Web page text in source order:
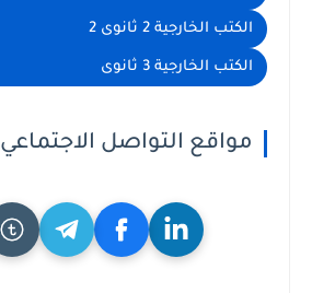
الكتب الخارجية 2 ثانوى 2
الكتب الخارجية 3 ثانوى
مواقع التواصل الاجتماعي